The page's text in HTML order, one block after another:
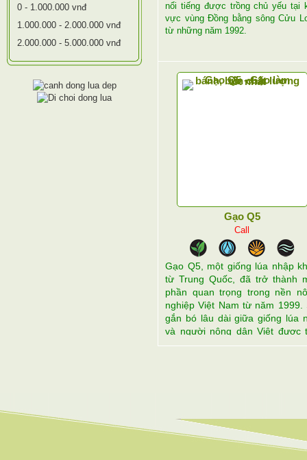
0 - 1.000.000 vnđ
1.000.000 - 2.000.000 vnđ
2.000.000 - 5.000.000 vnđ
nổi tiếng được trồng chủ yếu tại
vực vùng Đồng bằng sông Cửu
từ những năm 1992.
Gạo Q5
Call
Gạo Q5, một giống lúa nhập
từ Trung Quốc, đã trở thành
phần quan trọng trong nền
nghiệp Việt Nam từ năm 1999.
gắn bó lâu dài giữa giống lúa
và người nông dân Việt được
hiện qua sự phổ biến rộng rãi